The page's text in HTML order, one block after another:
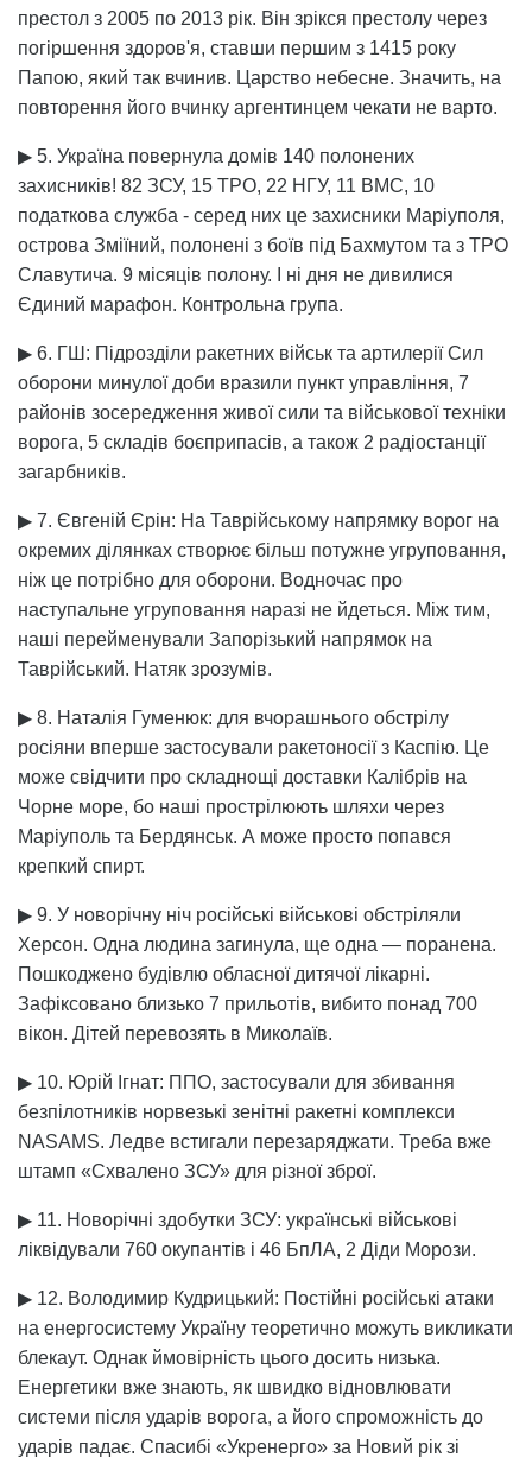
престол з 2005 по 2013 рік. Він зрікся престолу через
погіршення здоров'я, ставши першим з 1415 року
Папою, який так вчинив. Царство небесне. Значить, на
повторення його вчинку аргентинцем чекати не варто.
▶ 5. Україна повернула домів 140 полонених
захисників! 82 ЗСУ, 15 ТРО, 22 НГУ, 11 ВМС, 10
податкова служба - серед них це захисники Маріуполя,
острова Зміїний, полонені з боїв під Бахмутом та з ТРО
Славутича. 9 місяців полону. І ні дня не дивилися
Єдиний марафон. Контрольна група.
▶ 6. ГШ: Підрозділи ракетних військ та артилерії Сил
оборони минулої доби вразили пункт управління, 7
районів зосередження живої сили та військової техніки
ворога, 5 складів боєприпасів, а також 2 радіостанції
загарбників.
▶ 7. Євгеній Єрін: На Таврійському напрямку ворог на
окремих ділянках створює більш потужне угруповання,
ніж це потрібно для оборони. Водночас про
наступальне угруповання наразі не йдеться. Між тим,
наші перейменували Запорізький напрямок на
Таврійський. Натяк зрозумів.
▶ 8. Наталія Гуменюк: для вчорашнього обстрілу
росіяни вперше застосували ракетоносії з Каспію. Це
може свідчити про складнощі доставки Калібрів на
Чорне море, бо наші прострілюють шляхи через
Маріуполь та Бердянськ. А може просто попався
крепкий спирт.
▶ 9. У новорічну ніч російські військові обстріляли
Херсон. Одна людина загинула, ще одна — поранена.
Пошкоджено будівлю обласної дитячої лікарні.
Зафіксовано близько 7 прильотів, вибито понад 700
вікон. Дітей перевозять в Миколаїв.
▶ 10. Юрій Ігнат: ППО, застосували для збивання
безпілотників норвезькі зенітні ракетні комплекси
NASAMS. Ледве встигали перезаряджати. Треба вже
штамп «Схвалено ЗСУ» для різної зброї.
▶ 11. Новорічні здобутки ЗСУ: українські військові
ліквідували 760 окупантів і 46 БпЛА, 2 Діди Морози.
▶ 12. Володимир Кудрицький: Постійні російські атаки
на енергосистему Україну теоретично можуть викликати
блекаут. Однак ймовірність цього досить низька.
Енергетики вже знають, як швидко відновлювати
системи після ударів ворога, а його спроможність до
ударів падає. Спасибі «Укренерго» за Новий рік зі